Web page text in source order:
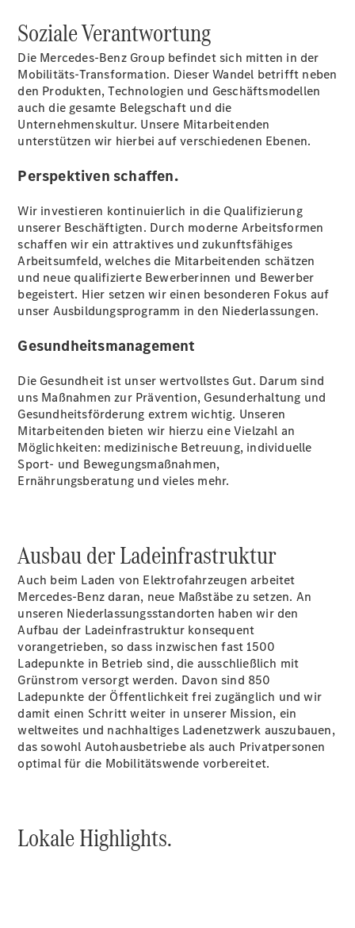
Gebrauchtwagensuche
Junge
Junge
elektrisch
Warnung: Betrug
beim
Gebrauchtwagenkauf
Junge
Gebrauchte
ServiceCard
Der
elektrische
CLA mit EQ-
EQE
Limousine -
elektrisch
EQS
Limousine -
elektrisch
C-Klasse
Limousine
C-Klasse
Limousine -
elektrisch
E-Klasse
Limousine
S-Klasse
Mercedes-
Maybach S-
Soziale Verantwortung
Die Mercedes-Benz Group befindet sich mitten in der
Mobilitäts-Transformation. Dieser Wandel betrifft neben
den Produkten, Technologien und Geschäftsmodellen
auch die gesamte Belegschaft und die
Unternehmenskultur. Unsere Mitarbeitenden
unterstützen wir hierbei auf verschiedenen Ebenen.
Perspektiven schaffen.
Wir investieren kontinuierlich in die Qualifizierung
unserer Beschäftigten. Durch moderne Arbeitsformen
schaffen wir ein attraktives und zukunftsfähiges
Arbeitsumfeld, welches die Mitarbeitenden schätzen
und neue qualifizierte Bewerberinnen und Bewerber
begeistert. Hier setzen wir einen besonderen Fokus auf
unser Ausbildungsprogramm in den Niederlassungen.
Gesundheitsmanagement
Die Gesundheit ist unser wertvollstes Gut. Darum sind
uns Maßnahmen zur Prävention, Gesunderhaltung und
Gesundheitsförderung extrem wichtig. Unseren
Mitarbeitenden bieten wir hierzu eine Vielzahl an
Möglichkeiten: medizinische Betreuung, individuelle
Sport- und Bewegungsmaßnahmen,
Ernährungsberatung und vieles mehr.
Ausbau der Ladeinfrastruktur
Auch beim Laden von Elektrofahrzeugen arbeitet
Mercedes-Benz daran, neue Maßstäbe zu setzen. An
unseren Niederlassungsstandorten haben wir den
Aufbau der Ladeinfrastruktur konsequent
vorangetrieben, so dass inzwischen fast 1500
Ladepunkte in Betrieb sind, die ausschließlich mit
Grünstrom versorgt werden. Davon sind 850
Ladepunkte der Öffentlichkeit frei zugänglich und wir
damit einen Schritt weiter in unserer Mission, ein
weltweites und nachhaltiges Ladenetzwerk auszubauen,
das sowohl Autohausbetriebe als auch Privatpersonen
optimal für die Mobilitätswende vorbereitet.
Lokale Highlights.